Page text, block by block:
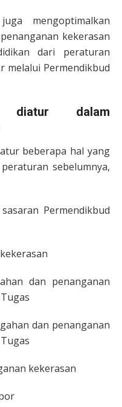
mengoptimalkan
kekerasan
dari peraturan
melalui Permendikbud
dalam
beberapa hal yang
sebelumnya,
Permendikbud
dan penanganan
dan penanganan
kekerasan